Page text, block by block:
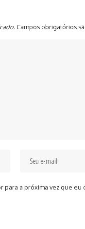
Campos obrigatórios
para a próxima vez que eu